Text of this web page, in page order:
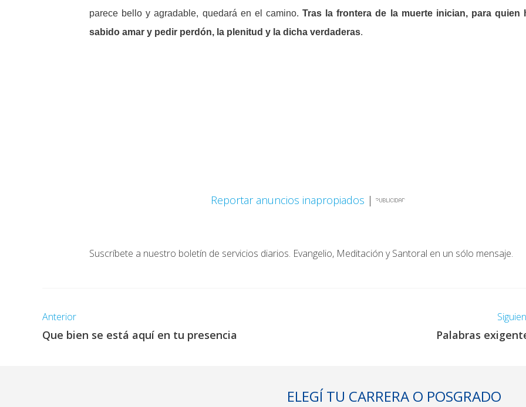
parece bello y agradable, quedará en el camino.Tras la frontera de la muerte inician, para quien
sabido amar y pedir perdón, la plenitud y la dicha verdaderas.
Reportar anuncios inapropiados |
Suscríbete a nuestro boletín de servicios diarios. Evangelio, Meditación y Santoral en un sólo mensaje.
Anterior
Que bien se está aquí en tu presencia Palabras
ELEGÍ TU CARRERA O POSGRADO